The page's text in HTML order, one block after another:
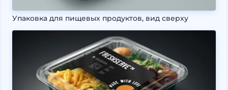
Упаковка для пищевых продуктов, вид сверху